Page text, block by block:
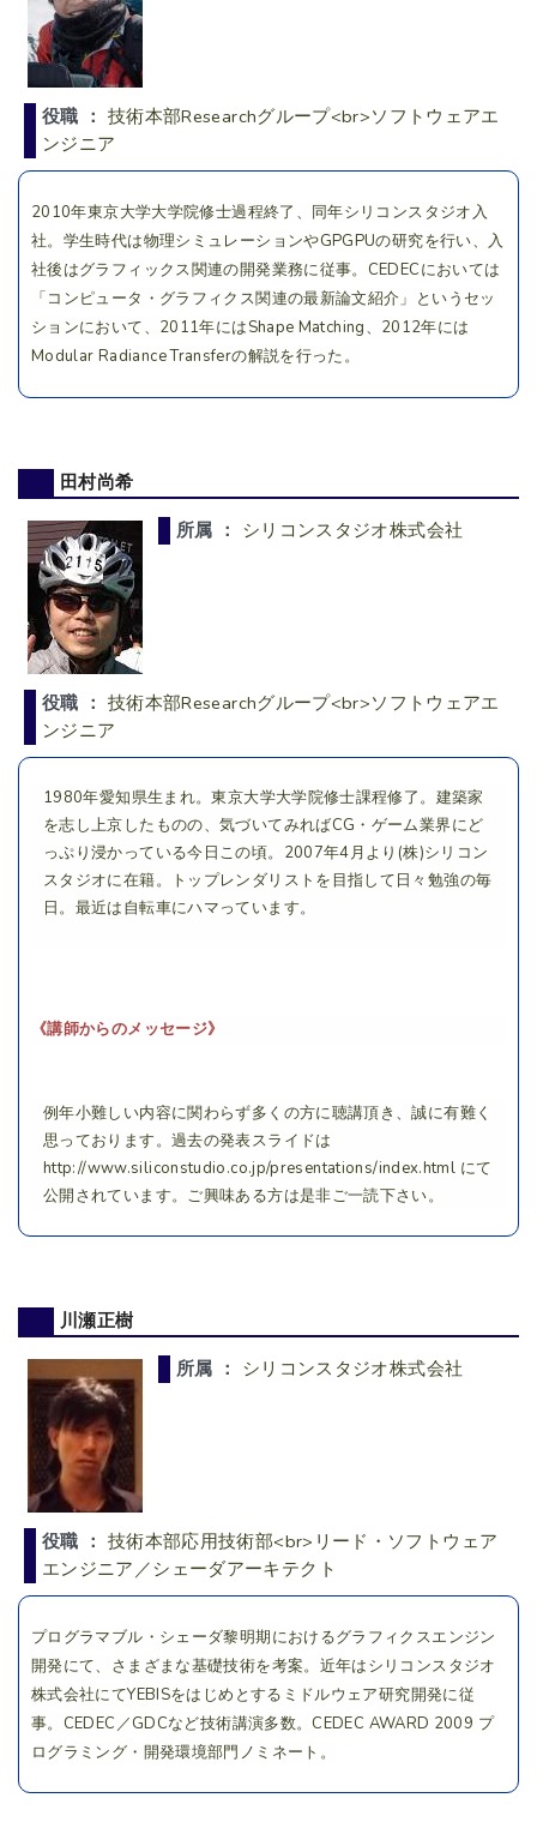
役職 ： 技術本部Researchグループ<br>ソフトウェアエ
ンジニア
2010年東京大学大学院修士過程終了、同年シリコンスタジオ入
社。学生時代は物理シミュレーションやGPGPUの研究を行い、入
社後はグラフィックス関連の開発業務に従事。CEDECにおいては
「コンピュータ・グラフィクス関連の最新論文紹介」というセッ
ションにおいて、2011年にはShape Matching、2012年には
Modular Radiance Transferの解説を行った。
田村尚希
所属 ： シリコンスタジオ株式会社
役職 ： 技術本部Researchグループ<br>ソフトウェアエ
ンジニア
1980年愛知県生まれ。東京大学大学院修士課程修了。建築家
を志し上京したものの、気づいてみればCG・ゲーム業界にど
っぷり浸かっている今日この頃。2007年4月より(株)シリコン
スタジオに在籍。トップレンダリストを目指して日々勉強の毎
日。最近は自転車にハマっています。
《講師からのメッセージ》
例年小難しい内容に関わらず多くの方に聴講頂き、誠に有難く
思っております。過去の発表スライドは
http://www.siliconstudio.co.jp/presentations/index.html にて
公開されています。ご興味ある方は是非ご一読下さい。
川瀬正樹
所属 ： シリコンスタジオ株式会社
役職 ： 技術本部応用技術部<br>リード・ソフトウェア
エンジニア／シェーダアーキテクト
プログラマブル・シェーダ黎明期におけるグラフィクスエンジン
開発にて、さまざまな基礎技術を考案。近年はシリコンスタジオ
株式会社にてYEBISをはじめとするミドルウェア研究開発に従
事。CEDEC／GDCなど技術講演多数。CEDEC AWARD 2009 プ
ログラミング・開発環境部門ノミネート。